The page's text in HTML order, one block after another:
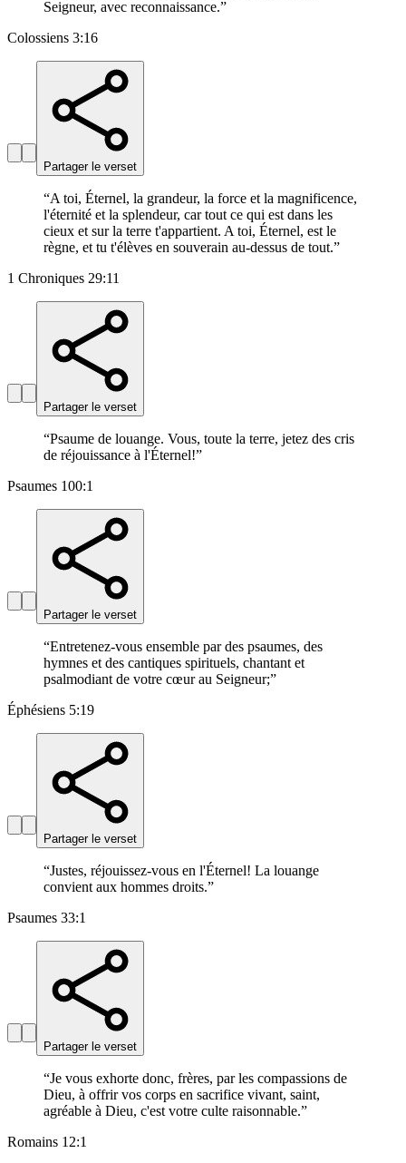
Seigneur, avec reconnaissance.”
Colossiens 3:16
Partager le verset
“A toi, Éternel, la grandeur, la force et la magnificence,
l'éternité et la splendeur, car tout ce qui est dans les
cieux et sur la terre t'appartient. A toi, Éternel, est le
règne, et tu t'élèves en souverain au-dessus de tout.”
1 Chroniques 29:11
Partager le verset
“Psaume de louange. Vous, toute la terre, jetez des cris
de réjouissance à l'Éternel!”
Psaumes 100:1
Partager le verset
“Entretenez-vous ensemble par des psaumes, des
hymnes et des cantiques spirituels, chantant et
psalmodiant de votre cœur au Seigneur;”
Éphésiens 5:19
Partager le verset
“Justes, réjouissez-vous en l'Éternel! La louange
convient aux hommes droits.”
Psaumes 33:1
Partager le verset
“Je vous exhorte donc, frères, par les compassions de
Dieu, à offrir vos corps en sacrifice vivant, saint,
agréable à Dieu, c'est votre culte raisonnable.”
Romains 12:1